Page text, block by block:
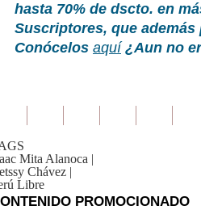
hasta 70% de dscto. en
Suscriptores, que
Conócelos aquí ¿Aun no
Mita Alanoca |
Chávez |
Libre